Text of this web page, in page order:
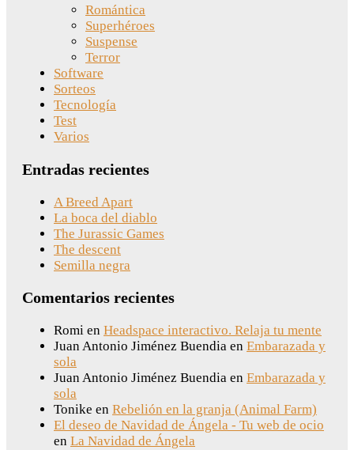
Romántica
Superhéroes
Suspense
Terror
Software
Sorteos
Tecnología
Test
Varios
Entradas recientes
A Breed Apart
La boca del diablo
The Jurassic Games
The descent
Semilla negra
Comentarios recientes
Romi en Headspace interactivo. Relaja tu mente
Juan Antonio Jiménez Buendia en Embarazada y
sola
Juan Antonio Jiménez Buendia en Embarazada y
sola
Tonike en Rebelión en la granja (Animal Farm)
El deseo de Navidad de Ángela - Tu web de ocio
en La Navidad de Ángela